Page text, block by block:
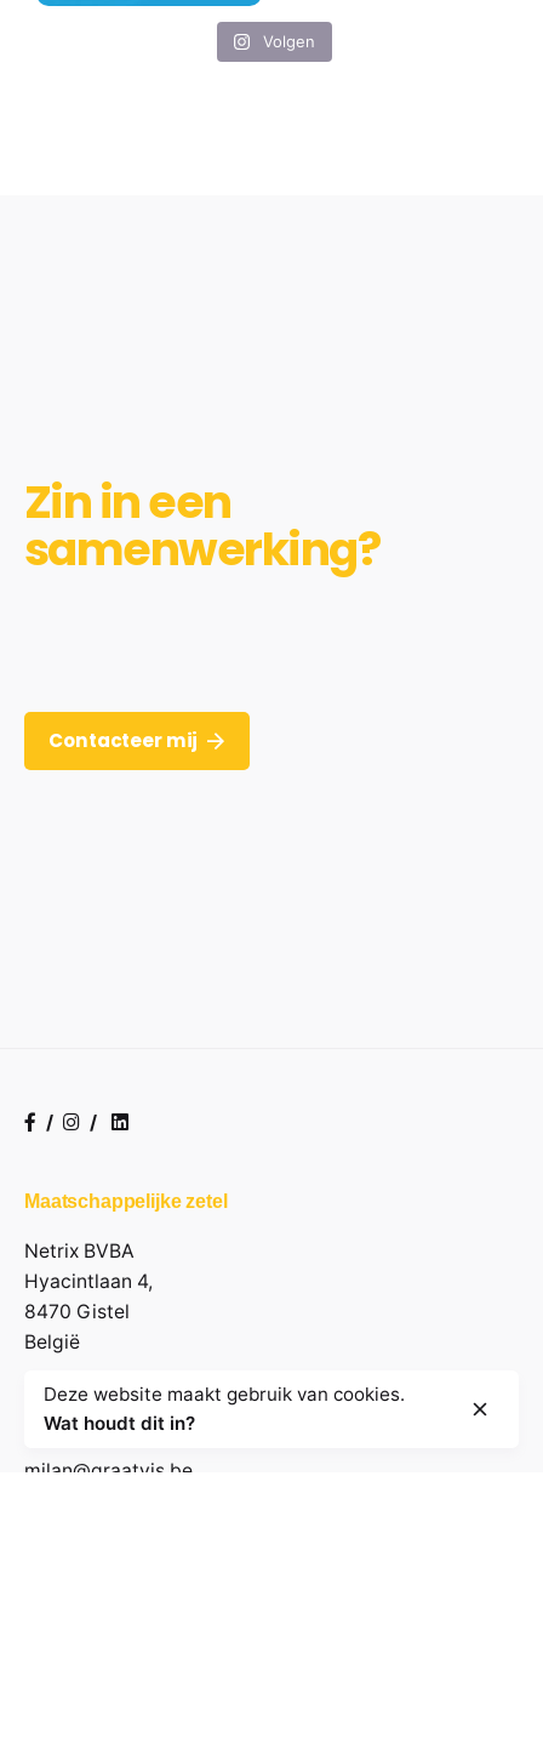
Volgen
Zin in een
samenwerking?
Contacteer mij
/ /
Maatschappelijke zetel
Netrix BVBA
Hyacintlaan 4,
8470 Gistel
België
Contactgegevens
milan@graatvis.be
Deze website maakt gebruik van cookies.
Wat houdt dit in?